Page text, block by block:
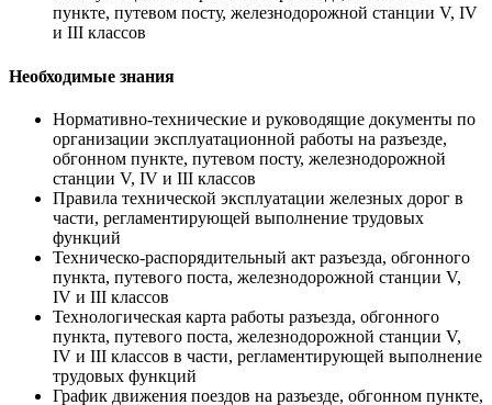
пункте, путевом посту, железнодорожной станции V, IV
и III классов
Необходимые знания
Нормативно-технические и руководящие документы по
организации эксплуатационной работы на разъезде,
обгонном пункте, путевом посту, железнодорожной
станции V, IV и III классов
Правила технической эксплуатации железных дорог в
части, регламентирующей выполнение трудовых
функций
Техническо-распорядительный акт разъезда, обгонного
пункта, путевого поста, железнодорожной станции V,
IV и III классов
Технологическая карта работы разъезда, обгонного
пункта, путевого поста, железнодорожной станции V,
IV и III классов в части, регламентирующей выполнение
трудовых функций
График движения поездов на разъезде, обгонном пункте,